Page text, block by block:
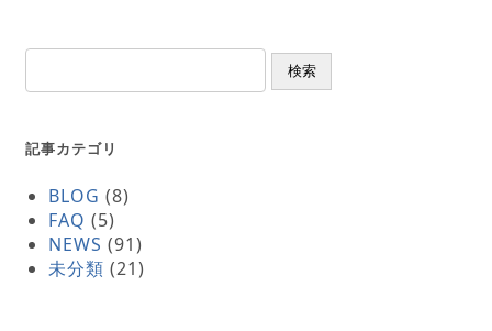
検索
記事カテゴリ
BLOG (8)
FAQ (5)
NEWS (91)
未分類 (21)